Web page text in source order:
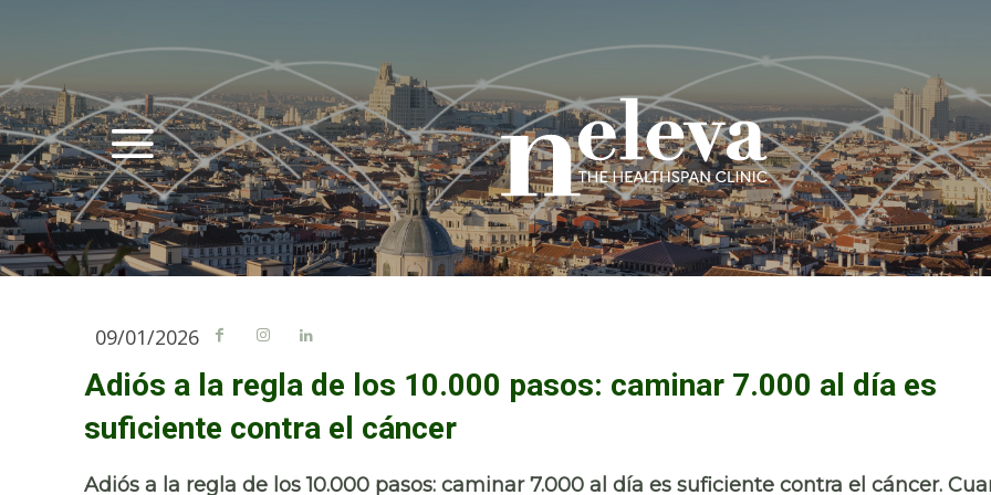
09/01/2026
Adiós a la regla de los 10.000 pasos: caminar 7.000 al día es
suficiente contra el cáncer
Adiós a la regla de los 10.000 pasos: caminar 7.000 al día es suficiente contra el cáncer.